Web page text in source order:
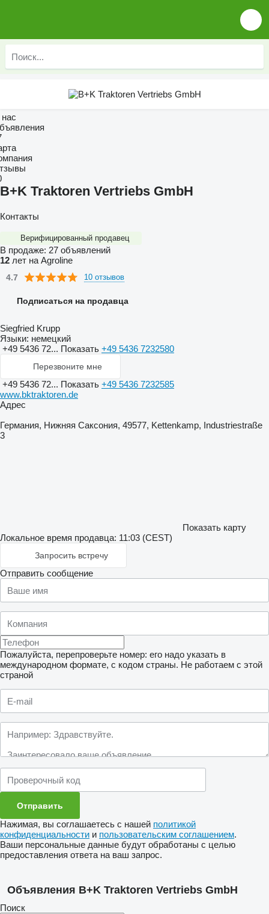
B+K Traktoren Vertriebs GmbH
Контакты
Верифицированный продавец
В продаже: 27 объявлений
12 лет на Agroline
4.7 10 отзывов
Подписаться на продавца
Siegfried Krupp
Языки: немецкий
+49 5436 72... Показать +49 5436 7232580
Перезвоните мне
+49 5436 72... Показать +49 5436 7232585
www.bktraktoren.de
Адрес
Германия, Нижняя Саксония, 49577, Kettenkamp, Industriestraße
3
Показать карту
Локальное время продавца: 11:03 (CEST)
Запросить встречу
Отправить сообщение
Пожалуйста, перепроверьте номер: его надо указать в
международном формате, с кодом страны. Не работаем с этой
страной
Нажимая, вы соглашаетесь с нашей политикой
конфиденциальности и пользовательским соглашением.
Ваши персональные данные будут обработаны с целью
предоставления ответа на ваш запрос.
Объявления B+K Traktoren Vertriebs GmbH
Поиск